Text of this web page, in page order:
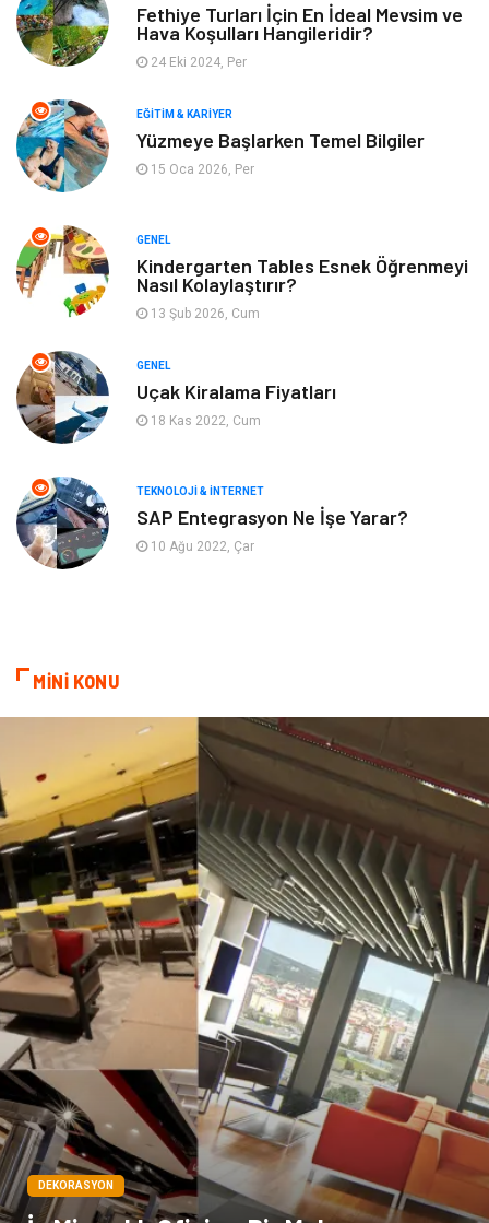
Alışveriş Gençlik & Eğlence
Metal Evlilik Rehberi
Yeme & İçme Anne & Çocuk
Ev İşleri Gayrimenkul
Organizasyon
Astroloji Aksesuar
Mobilya diş sağlığı
Bebek Giyim
Mermer
Fethiye Turları İçin En İdeal Mevsim ve
Hava Koşulları Hangileridir?
24 Eki 2024, Per
EĞITIM & KARIYER
Yüzmeye Başlarken Temel Bilgiler
15 Oca 2026, Per
GENEL
Kindergarten Tables Esnek Öğrenmeyi
Nasıl Kolaylaştırır?
13 Şub 2026, Cum
GENEL
Uçak Kiralama Fiyatları
18 Kas 2022, Cum
TEKNOLOJI & İNTERNET
SAP Entegrasyon Ne İşe Yarar?
10 Ağu 2022, Çar
MİNİ KONU
DEKORASYON